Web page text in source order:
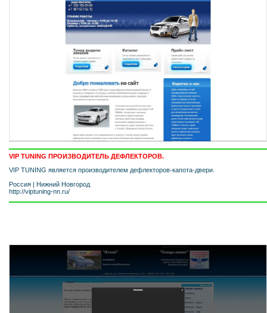
VIP TUNING ПРОИЗВОДИТЕЛЬ ДЕФЛЕКТОРОВ.
VIP TUNING является производителем дефлекторов-капота-двери.
Россия | Нижний Новгород
http://viptuning-nn.ru/